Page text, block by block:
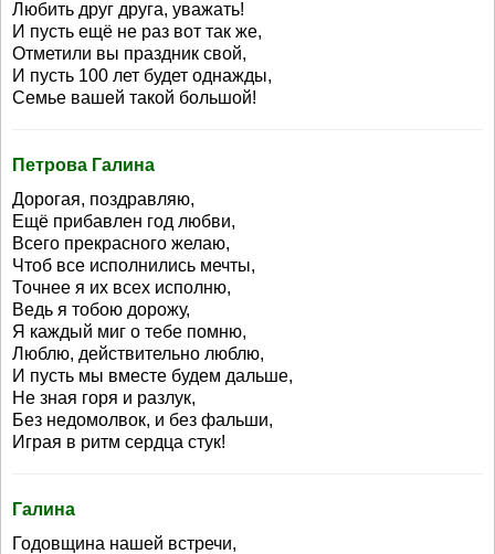
Любить друг друга, уважать!
И пусть ещё не раз вот так же,
Отметили вы праздник свой,
И пусть 100 лет будет однажды,
Семье вашей такой большой!
Петрова Галина
Дорогая, поздравляю,
Ещё прибавлен год любви,
Всего прекрасного желаю,
Чтоб все исполнились мечты,
Точнее я их всех исполню,
Ведь я тобою дорожу,
Я каждый миг о тебе помню,
Люблю, действительно люблю,
И пусть мы вместе будем дальше,
Не зная горя и разлук,
Без недомолвок, и без фальши,
Играя в ритм сердца стук!
Галина
Годовщина нашей встречи,